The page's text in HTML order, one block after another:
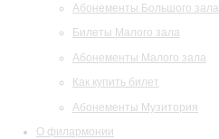
Абонементы Большого зала
Билеты Малого зала
Абонементы Малого зала
Как купить билет
Абонементы Музитория
О филармонии